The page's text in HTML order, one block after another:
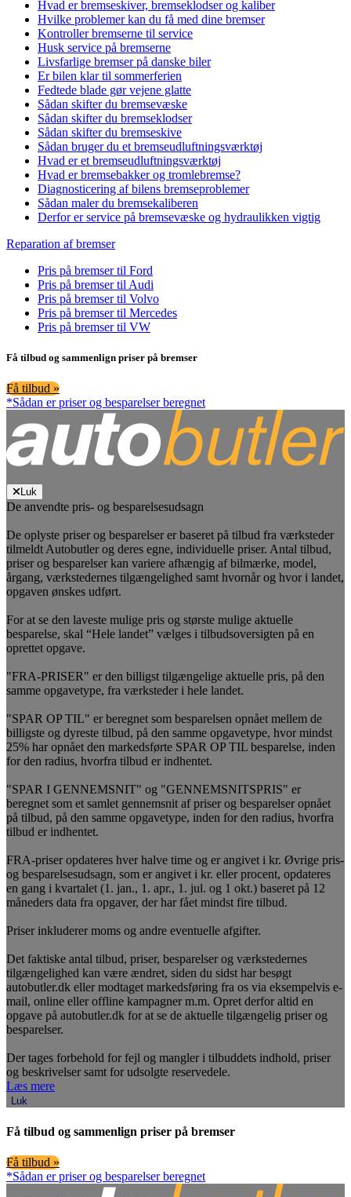
Hvad er bremseskiver, bremseklodser og kaliber
Hvilke problemer kan du få med dine bremser
Kontroller bremserne til service
Husk service på bremserne
Livsfarlige bremser på danske biler
Er bilen klar til sommerferien
Fedtede blade gør vejene glatte
Sådan skifter du bremsevæske
Sådan skifter du bremseklodser
Sådan skifter du bremseskive
Sådan bruger du et bremseudluftningsværktøj
Hvad er et bremseudluftningsværktøj
Hvad er bremsebakker og tromlebremse?
Diagnosticering af bilens bremseproblemer
Sådan maler du bremsekaliberen
Derfor er service på bremsevæske og hydraulikken vigtig
Reparation af bremser
Pris på bremser til Ford
Pris på bremser til Audi
Pris på bremser til Volvo
Pris på bremser til Mercedes
Pris på bremser til VW
Få tilbud og sammenlign priser på bremser
Få tilbud »
*Sådan er priser og besparelser beregnet
Luk
De anvendte pris- og besparelsesudsagn
De oplyste priser og besparelser er baseret på tilbud fra værksteder
tilmeldt Autobutler og deres egne, individuelle priser. Antal tilbud,
priser og besparelser kan variere afhængig af bilmærke, model,
årgang, værkstedernes tilgængelighed samt hvornår og hvor i landet,
opgaven ønskes udført.
For at se den laveste mulige pris og største mulige aktuelle
besparelse, skal “Hele landet” vælges i tilbudsoversigten på en
oprettet opgave.
"FRA-PRISER" er den billigst tilgængelige aktuelle pris, på den
samme opgavetype, fra værksteder i hele landet.
"SPAR OP TIL" er beregnet som besparelsen opnået mellem de
billigste og dyreste tilbud, på den samme opgavetype, hvor mindst
25% har opnået den markedsførte SPAR OP TIL besparelse, inden
for den radius, hvorfra tilbud er indhentet.
"SPAR I GENNEMSNIT" og "GENNEMSNITSPRIS" er
beregnet som et samlet gennemsnit af priser og besparelser opnået
på tilbud, på den samme opgavetype, inden for den radius, hvorfra
tilbud er indhentet.
FRA-priser opdateres hver halve time og er angivet i kr. Øvrige pris-
og besparelsesudsagn, som er angivet i kr. eller procent, opdateres
en gang i kvartalet (1. jan., 1. apr., 1. jul. og 1 okt.) baseret på 12
måneders data fra opgaver, der har fået mindst fire tilbud.
Priser inkluderer moms og andre eventuelle afgifter.
Det faktiske antal tilbud, priser, besparelser og værkstedernes
tilgængelighed kan være ændret, siden du sidst har besøgt
autobutler.dk eller modtaget markedsføring fra os via eksempelvis e-
mail, online eller offline kampagner m.m. Opret derfor altid en
opgave på autobutler.dk for at se de aktuelle tilgængelig priser og
besparelser.
Der tages forbehold for fejl og mangler i tilbuddets indhold, priser
og beskrivelser samt for udsolgte reservedele.
Læs mere
Luk
Få tilbud og sammenlign priser på bremser
Få tilbud »
*Sådan er priser og besparelser beregnet